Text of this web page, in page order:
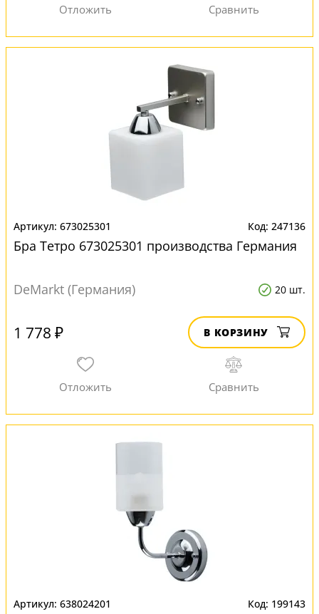
673025301 247136
Бра Тетро 673025301 производства Германия
DeMarkt (Германия) 20 шт.
1 778 ₽ В КОРЗИНУ
638024201 199143